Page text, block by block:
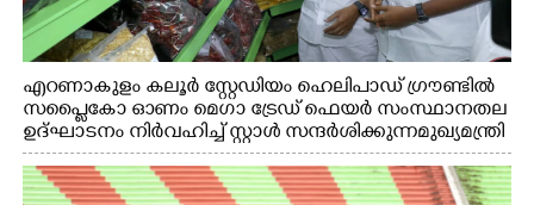
എറണാകുളം കലൂർ സ്റ്റേഡിയം ഹെലിപാഡ് ഗ്രൗണ്ടിൽ
സപ്ളൈകോ ഓണം മെഗാ ട്രേഡ് ഫെയർ സംസ്ഥാനതല
ഉദ്ഘാടനം നിർവഹിച്ച് സ്റ്റാൾ സന്ദർശിക്കുന്ന മുഖ്യമന്ത്രി
വി.ഡി. സതീശൻ. മന്ത്രി അനൂപ് ജേക്കബ് സമീപം